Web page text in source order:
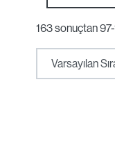
163 sonuçtan